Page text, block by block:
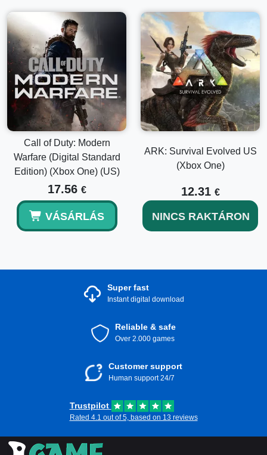
Call of Duty: Modern
Warfare (Digital Standard
Edition) (Xbox One) (US)
17.56 €
VÁSÁRLÁS
ARK: Survival Evolved US
(Xbox One)
12.31 €
NINCS RAKTÁRON
Super fast
Instant digital download
Reliable & safe
Over 2.000 games
Customer support
Human support 24/7
Trustpilot
Rated 4.1 out of 5, based on 13 reviews